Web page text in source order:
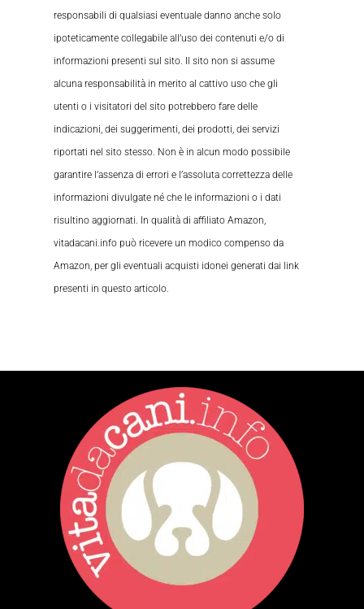
responsabili di qualsiasi eventuale danno anche solo
ipoteticamente collegabile all’uso dei contenuti e/o di
informazioni presenti sul sito. Il sito non si assume
alcuna responsabilità in merito al cattivo uso che gli
utenti o i visitatori del sito potrebbero fare delle
indicazioni, dei suggerimenti, dei prodotti, dei servizi
riportati nel sito stesso. Non è in alcun modo possibile
garantire l’assenza di errori e l’assoluta correttezza delle
informazioni divulgate né che le informazioni o i dati
risultino aggiornati. In qualità di affiliato Amazon,
vitadacani.info può ricevere un modico compenso da
Amazon, per gli eventuali acquisti idonei generati dai link
presenti in questo articolo.